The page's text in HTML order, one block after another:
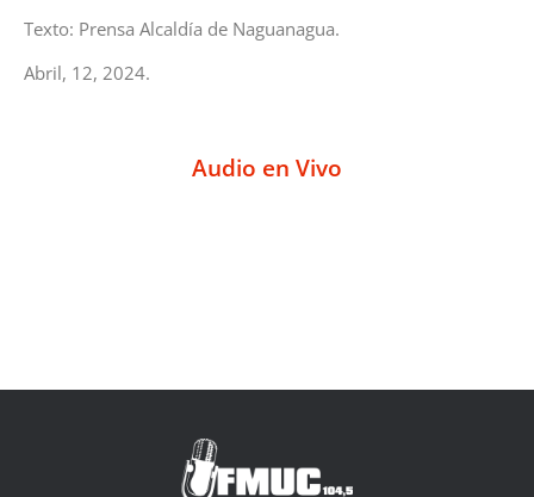
Texto: Prensa Alcaldía de Naguanagua.
Abril, 12, 2024.
Audio en Vivo